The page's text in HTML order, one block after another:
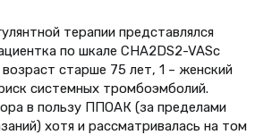
терапии представлялся
по шкале CHA2DS2-VASc
старше 75 лет, 1 – женский
системных тромбоэмболий.
в пользу ППОАК (за пределами
хотя и рассматривалась на том